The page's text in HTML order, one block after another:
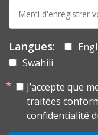
mail:
Langues:
Swahili
J’accepte que
traitées
confidentialité